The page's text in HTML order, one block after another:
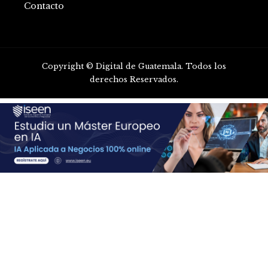
Contacto
Copyright © Digital de Guatemala. Todos los
derechos Reservados.